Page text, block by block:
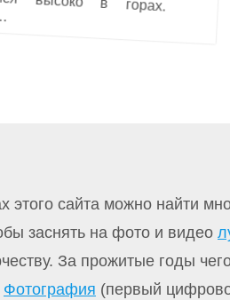
этого сайта можно найти
заснять на фото и видео
За прожитые годы
Фотография (первый